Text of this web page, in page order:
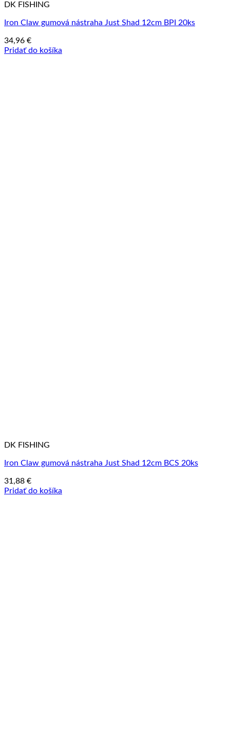
DK FISHING
Iron Claw gumová nástraha Just Shad 12cm BPI 20ks
34,96 €
Pridať do košíka
DK FISHING
Iron Claw gumová nástraha Just Shad 12cm BCS 20ks
31,88 €
Pridať do košíka